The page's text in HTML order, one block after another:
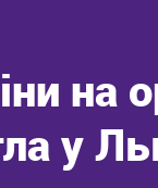
на
у